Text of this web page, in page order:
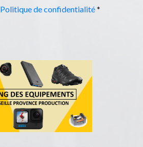
Politique de confidentialité*